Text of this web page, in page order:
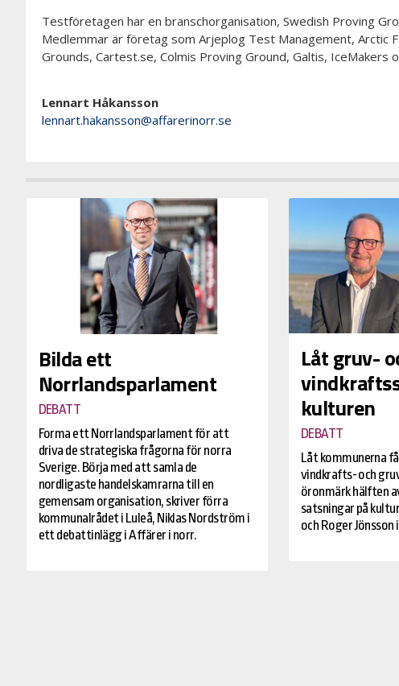
Testföretagen har en branschorganisation, Swedish Proving
Medlemmar är företag som Arjeplog Test Management, Arctic
Grounds, Cartest.se, Colmis Proving Ground, Galtis, IceMakers
Lennart Håkansson
lennart.hakansson@affarerinorr.se
Bilda ett
Norrlandsparlament
DEBATT
Forma ett Norrlandsparlament för att
driva de strategiska frågorna för norra
Sverige. Börja med att samla de
nordligaste handelskamrarna till en
gemensam organisation, skriver förra
kommunalrådet i Luleå, Niklas Nordström i
ett debattinlägg i Affärer i norr.
Låt gruv-
kulturen
DEBATT
Låt kommunerna
vindkrafts- och
öronmärk hälften
satsningar på
och Roger